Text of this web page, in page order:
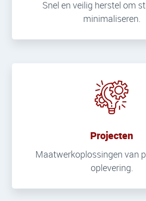
Snel en veilig herstel om
minimaliseren.
Projecten
Maatwerkoplossingen van
oplevering.